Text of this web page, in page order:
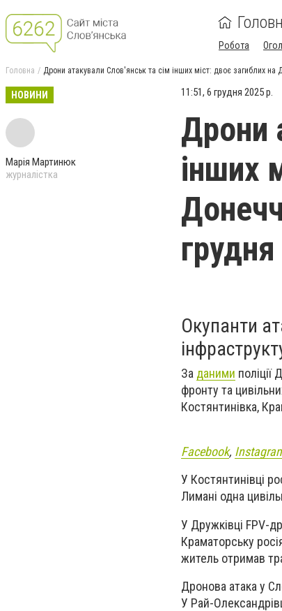
Робота
Головна Дрони атакували Слов'янськ та сім інших міст: двоє загиблих на
НОВИНИ
Марія Мартинюк
журналістка
11:51, 6 грудня 2025 р.
Дрони
інших
Окупанти
За даними поліції
фронту та
Костянтинівка,
Facebook,
У Костянтинівці
Лимані одна
У Дружківці FPV-
Краматорську
житель отримав
Дронова атака у
У Рай-